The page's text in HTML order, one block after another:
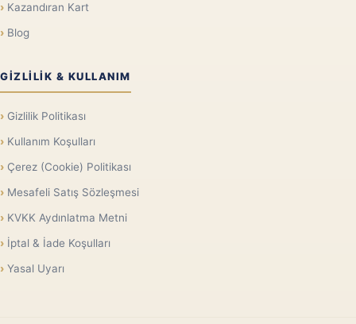
Kazandıran Kart
Blog
GIZLILIK & KULLANIM
Gizlilik Politikası
Kullanım Koşulları
Çerez (Cookie) Politikası
Mesafeli Satış Sözleşmesi
KVKK Aydınlatma Metni
İptal & İade Koşulları
Yasal Uyarı